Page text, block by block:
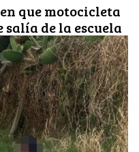
que motocicleta
de la escuela